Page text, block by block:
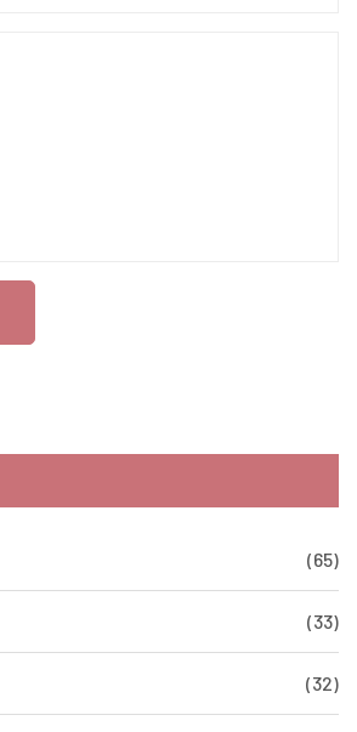
(65)
(33)
(32)